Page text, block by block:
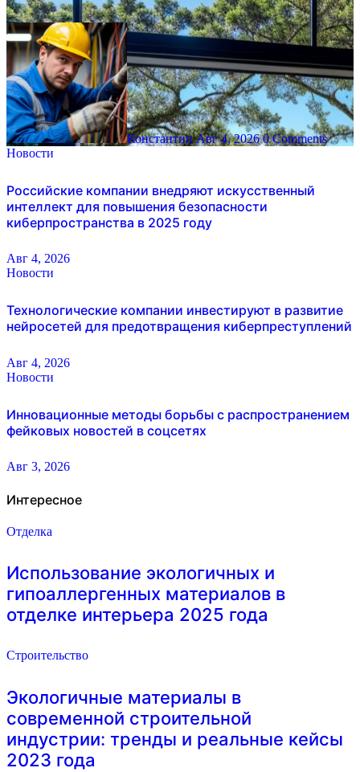
КонстантинАвг 4, 2026 0 Comments
Новости
Российские компании внедряют искусственный
интеллект для повышения безопасности
киберпространства в 2025 году
Авг 4, 2026
Новости
Технологические компании инвестируют в развитие
нейросетей для предотвращения киберпреступлений
Авг 4, 2026
Новости
Инновационные методы борьбы с распространением
фейковых новостей в соцсетях
Авг 3, 2026
Интересное
Отделка
Использование экологичных и
гипоаллергенных материалов в
отделке интерьера 2025 года
Строительство
Экологичные материалы в
современной строительной
индустрии: тренды и реальные кейсы
2023 года